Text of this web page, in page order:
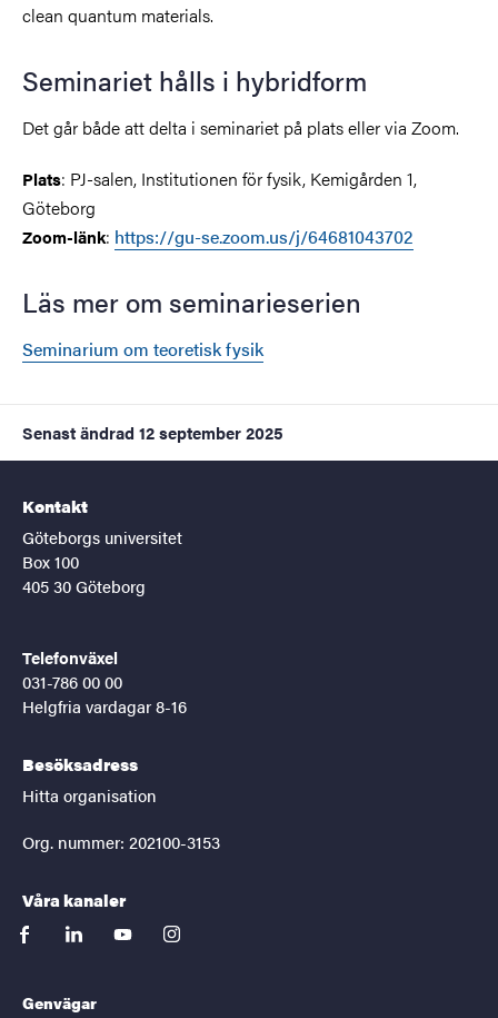
clean quantum materials.
Seminariet hålls i hybridform
Det går både att delta i seminariet på plats eller via Zoom.
Plats: PJ-salen, Institutionen för fysik, Kemigården 1,
Göteborg
Zoom-länk: https://gu-se.zoom.us/j/64681043702
Läs mer om seminarieserien
Seminarium om teoretisk fysik
Senast ändrad 12 september 2025
Kontakt
Göteborgs universitet
Box 100
405 30 Göteborg
Telefonväxel
031-786 00 00
Helgfria vardagar 8-16
Besöksadress
Hitta organisation
Org. nummer: 202100-3153
Våra kanaler
facebooklinkedinyoutubeinstagram
Genvägar